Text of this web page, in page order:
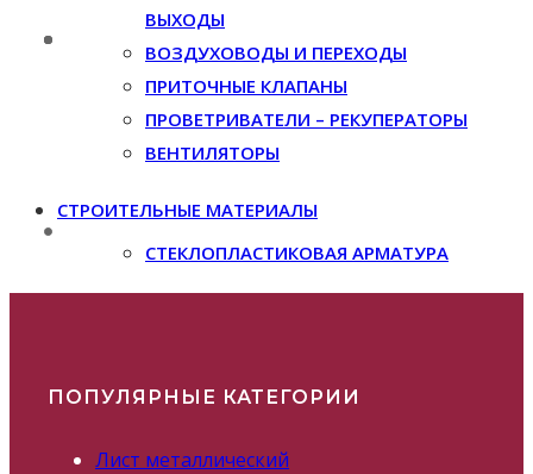
ВЫХОДЫ
ВОЗДУХОВОДЫ И ПЕРЕХОДЫ
ПРИТОЧНЫЕ КЛАПАНЫ
ПРОВЕТРИВАТЕЛИ – РЕКУПЕРАТОРЫ
ВЕНТИЛЯТОРЫ
СТРОИТЕЛЬНЫЕ МАТЕРИАЛЫ
СТЕКЛОПЛАСТИКОВАЯ АРМАТУРА
ПОПУЛЯРНЫЕ КАТЕГОРИИ
Лист металлический